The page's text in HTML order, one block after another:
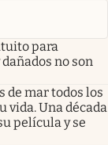
para
no son
de mar todos los
vida. Una década
película y se